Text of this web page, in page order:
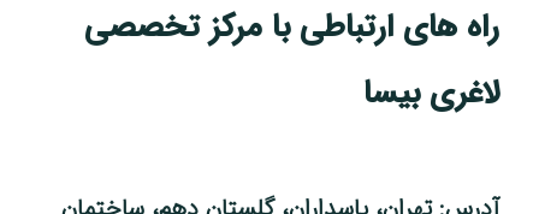
راه های ارتباطی با مرکز تخصصی
لاغری بیسا